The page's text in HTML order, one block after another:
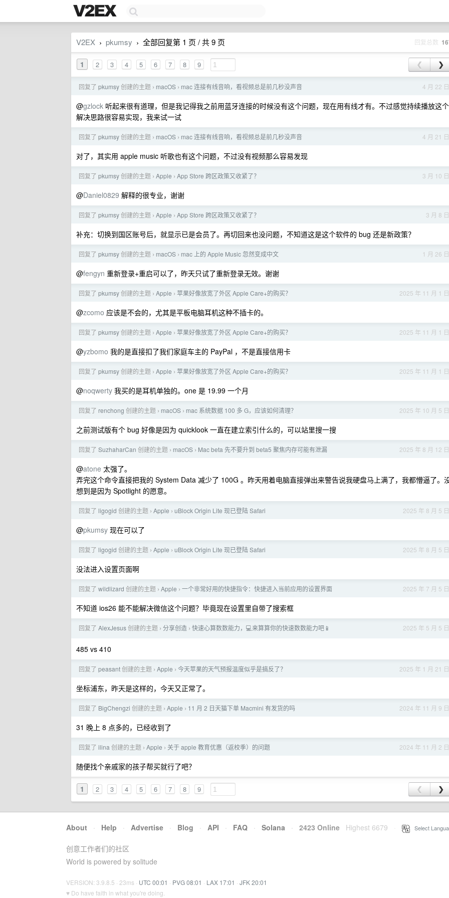
V2EX › pkumsy › 全部回复第 1 页 / 共 9 页 回复总数
1 2 3 4 5 6 7 8 9 ❮ ❯
4 月 22 日
回复了 pkumsy创建的主题 › macOS › mac 连接有线音响，看视频总是前几秒没声音
@gzlock 听起来很有道理，但是我记得我之前用蓝牙连接的时候没有这个问题，现在用有线才有。不过感觉持续播放这个
解决思路很容易实现，我来试一试
4 月 21 日
回复了 pkumsy创建的主题 › macOS › mac 连接有线音响，看视频总是前几秒没声音
对了，其实用 apple music 听歌也有这个问题，不过没有视频那么容易发现
3 月 10 日
回复了 pkumsy创建的主题 › Apple › App Store 跨区政策又收紧了？
@Daniel0829 解释的很专业，谢谢
3 月 8 日
回复了 pkumsy创建的主题 › Apple › App Store 跨区政策又收紧了？
补充：切换到国区账号后，就显示已是会员了。再切回来也没问题，不知道这是这个软件的 bug 还是新政策？
1 月 26 日
回复了 pkumsy创建的主题 › macOS › mac 上的 Apple Music 忽然变成中文
@fengyn 重新登录+重启可以了，昨天只试了重新登录无效。谢谢
2025 年 11 月 1 日
回复了 pkumsy创建的主题 › Apple › 苹果好像放宽了外区 Apple Care+的购买？
@zcomo 应该是不会的，尤其是平板电脑耳机这种不插卡的。
2025 年 11 月 1 日
回复了 pkumsy创建的主题 › Apple › 苹果好像放宽了外区 Apple Care+的购买？
@yzbomo 我的是直接扣了我们家庭车主的 PayPal ，不是直接信用卡
2025 年 11 月 1 日
回复了 pkumsy创建的主题 › Apple › 苹果好像放宽了外区 Apple Care+的购买？
@noqwerty 我买的是耳机单独的。one 是 19.99 一个月
2025 年 10 月 5 日
回复了 renchong 创建的主题 › macOS › mac 系统数据 100 多 G，应该如何清理？
之前测试版有个 bug 好像是因为 quicklook 一直在建立索引什么的，可以站里搜一搜
2025 年 8 月 12 日
回复了 SuzhaharCan 创建的主题 › macOS › Mac beta 先不要升到 beta5 聚焦内存可能有泄漏
@atone 太强了。
弄完这个命令直接把我的 System Data 减少了 100G 。昨天用着电脑直接弹出来警告说我硬盘马上满了，我都懵逼了。
想到是因为 Spotlight 的愿意。
2025 年 8 月 5 日
回复了 ligogid 创建的主题 › Apple › uBlock Origin Lite 现已登陆 Safari
@pkumsy 现在可以了
2025 年 8 月 5 日
回复了 ligogid 创建的主题 › Apple › uBlock Origin Lite 现已登陆 Safari
没法进入设置页面啊
2025 年 7 月 5 日
回复了 wildlizard 创建的主题 › Apple › 一个非常好用的快捷指令：快捷进入当前应用的设置界面
不知道 ios26 能不能解决微信这个问题？毕竟现在设置里自带了搜索框
2025 年 5 月 5 日
回复了 AlexJesus创建的主题 › 分享创造 › 快速心算数数能力，💻来算算你的快速数数能力吧📱
485 vs 410
2025 年 1 月 21 日
回复了 peasant创建的主题 › Apple › 今天苹果的天气预报温度似乎是搞反了？
坐标浦东，昨天是这样的，今天又正常了。
2024 年 11 月 9 日
回复了 BigChengzi 创建的主题 › Apple › 11 月 2 日天猫下单 Macmini 有发货的吗
31 晚上 8 点多的，已经收到了
2024 年 11 月 2 日
回复了 ilina 创建的主题 › Apple › 关于 apple 教育优惠（返校季）的问题
随便找个亲戚家的孩子帮买就行了吧？
1 2 3 4 5 6 7 8 9 ❮ ❯
About · Help · Advertise · Blog · API · FAQ · Solana · 2423 Online Highest 6679 Select
创意工作者们的社区
World is powered by solitude
VERSION: 3.9.8.5 · 23ms · UTC 00:01 · PVG 08:01 · LAX 17:01 · JFK 20:01
♥ Do have faith in what you're doing.